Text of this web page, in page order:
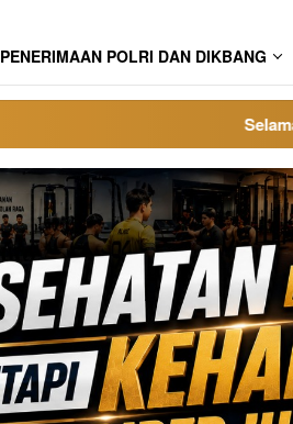
PENERIMAAN POLRI DAN DIKBANG
Selamat